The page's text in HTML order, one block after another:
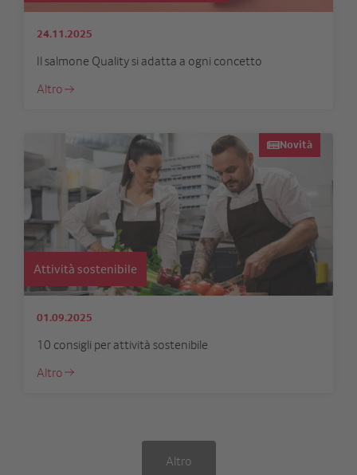
24.11.2025
Il salmone Quality si adatta a ogni concetto
Altro
Novità
Attività sostenibile
01.09.2025
10 consigli per attività sostenibile
Altro
Altro